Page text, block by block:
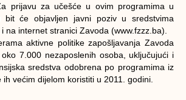
prijavu za učešće u ovim programima u
bit će objavljen javni poziv u sredstvima
na internet stranici Zavoda (www.fzzz.ba).
aktivne politike zapošljavanja Zavoda
7.000 nezaposlenih osoba, uključujući i
sredstva odobrena po programima iz
većim dijelom koristiti u 2011. godini.